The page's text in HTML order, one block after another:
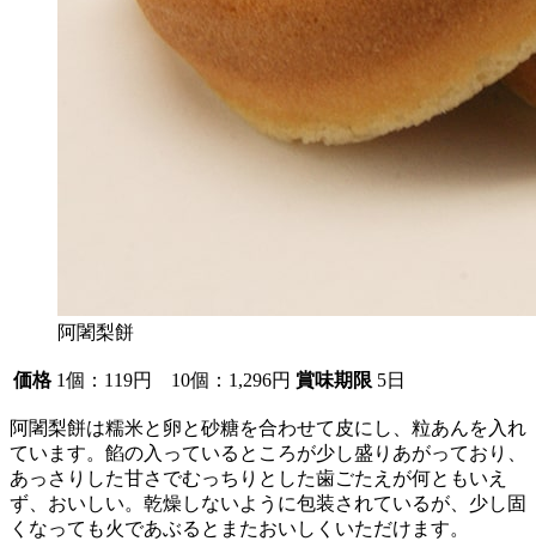
阿闍梨餅
価格 1個：119円 10個：1,296円 賞味期限 5日
阿闍梨餅は糯米と卵と砂糖を合わせて皮にし、粒あんを入れ
ています。餡の入っているところが少し盛りあがっており、
あっさりした甘さでむっちりとした歯ごたえが何ともいえ
ず、おいしい。乾燥しないように包装されているが、少し固
くなっても火であぶるとまたおいしくいただけます。